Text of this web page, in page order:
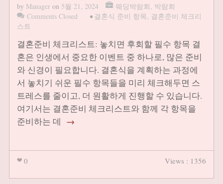
by Manager on 5월 21, 2024 웨딩박람회, 박람회
Comments Closed
• 결혼식 준비 항목, 결혼준비 체크리
스트
결혼준비 체크리스트: 놓치면 후회할 필수 항목 결
혼은 인생에서 중요한 이벤트 중 하나로, 많은 준비
와 신경이 필요합니다. 결혼식을 계획하는 과정에
서 놓치기 쉬운 필수 항목들을 미리 체크해두면 스
트레스를 줄이고, 더 원활하게 진행할 수 있습니다.
여기서는 결혼준비 체크리스트와 함께 각 항목을
준비하는 데 →
0 Views : 1356